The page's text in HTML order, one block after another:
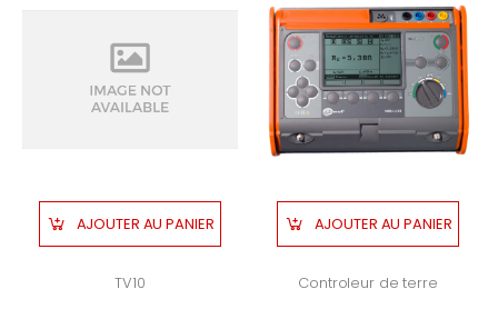
AJOUTER AU PANIER
TV10
AJOUTER AU PANIER
Controleur de terre